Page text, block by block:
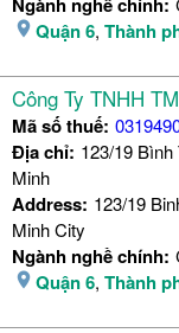
Quận 6, Thành
Công Ty TNHH
Mã số thuế:
Địa chỉ: 123/19
Minh
Address: 123/19
Minh City
Ngành nghề chính:
Quận 6, Thành